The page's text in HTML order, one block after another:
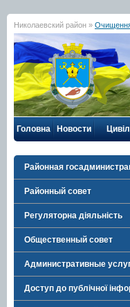
Николаевский район »
Головна Новости
Районная
Районный совет
Регуляторна діяльність
Общественный совет
Административные
Доступ до публічної